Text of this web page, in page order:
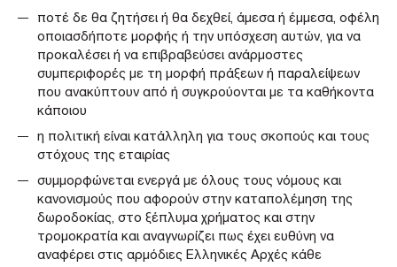
ποτέ δε θα ζητήσει ή θα δεχθεί, άμεσα ή έμμεσα, οφέλη
οποιασδήποτε μορφής ή την υπόσχεση αυτών, για να
προκαλέσει ή να επιβραβεύσει ανάρμοστες
συμπεριφορές με τη μορφή πράξεων ή παραλείψεων
που ανακύπτουν από ή συγκρούονται με τα καθήκοντα
κάποιου
η πολιτική είναι κατάλληλη για τους σκοπούς και τους
στόχους της εταιρίας
συμμορφώνεται ενεργά με όλους τους νόμους και
κανονισμούς που αφορούν στην καταπολέμηση της
δωροδοκίας, στο ξέπλυμα χρήματος και στην
τρομοκρατία και αναγνωρίζει πως έχει ευθύνη να
αναφέρει στις αρμόδιες Ελληνικές Αρχές κάθε